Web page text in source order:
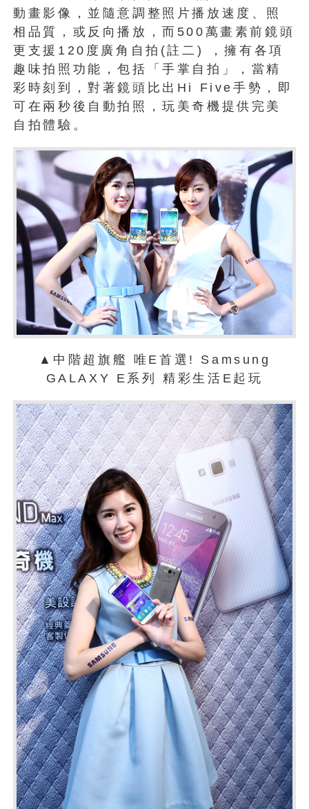
動畫影像，並隨意調整照片播放速度、照
相品質，或反向播放，而500萬畫素前鏡頭
更支援120度廣角自拍(註二) ，擁有各項
趣味拍照功能，包括「手掌自拍」，當精
彩時刻到，對著鏡頭比出Hi Five手勢，即
可在兩秒後自動拍照，玩美奇機提供完美
自拍體驗。
▲中階超旗艦 唯E首選! Samsung
GALAXY E系列 精彩生活E起玩